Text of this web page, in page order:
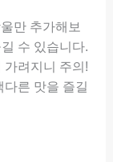
만 추가해보
수 있습니다.
가려지니 주의!
다른 맛을 즐길